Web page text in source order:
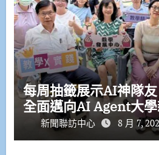
每周抽籤展示AI神隊
全面邁向AI Agent大
新聞聯訪中心 8 月 7,